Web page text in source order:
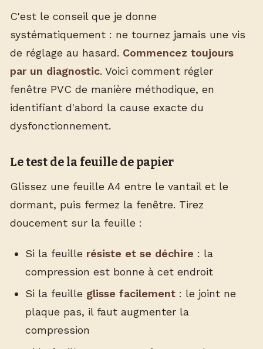
C'est le conseil que je donne
systématiquement : ne tournez jamais une vis
de réglage au hasard. Commencez toujours
par un diagnostic. Voici comment régler
fenêtre PVC de manière méthodique, en
identifiant d'abord la cause exacte du
dysfonctionnement.
Le test de la feuille de papier
Glissez une feuille A4 entre le vantail et le
dormant, puis fermez la fenêtre. Tirez
doucement sur la feuille :
Si la feuille résiste et se déchire : la
compression est bonne à cet endroit
Si la feuille glisse facilement: le joint ne
plaque pas, il faut augmenter la
compression